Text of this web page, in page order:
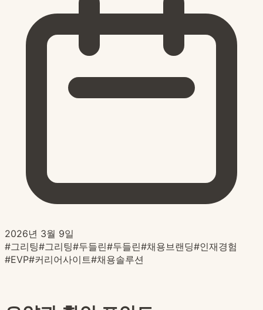
2026년 3월 9일
#그리팅#그리팅#두들린#두들린#채용브랜딩#인재경험
#EVP#커리어사이트#채용솔루션